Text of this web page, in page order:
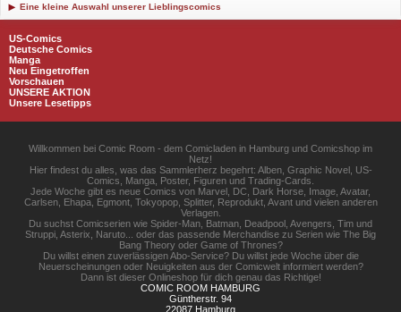
Eine kleine Auswahl unserer Lieblingscomics
US-Comics
Deutsche Comics
Manga
Neu Eingetroffen
Vorschauen
UNSERE AKTION
Unsere Lesetipps
Willkommen bei Comic Room - dem Comicladen in Hamburg und Comicshop im
Netz!
Hier findest du alles, was das Sammlerherz begehrt: Alben, Graphic Novel, US-
Comics, Manga, Poster, Figuren und Trading-Cards.
Jede Woche gibt es neue Comics von Marvel, DC, Dark Horse, Image, Avatar,
Carlsen, Ehapa, Egmont, Tokyopop, Splitter, Reprodukt, Avant und vielen anderen
Verlagen.
Du suchst Comicserien wie Spider-Man, Batman, Deadpool, Avengers, Tim und
Struppi, Asterix, Naruto... oder das passende Merchandise zu Serien wie The Big
Bang Theory oder Game of Thrones?
Du willst einen zuverlässigen Abo-Service? Du willst jede Woche über die
Neuerscheinungen oder Neuigkeiten aus der Comicwelt informiert werden?
Dann ist dieser Onlineshop für dich genau das Richtige!
COMIC ROOM HAMBURG
Güntherstr. 94
22087 Hamburg